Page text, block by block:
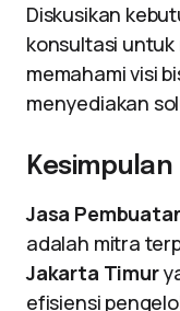
Diskusikan
konsultasi
memahami visi
menyediakan
Kesimpulan
Jasa
adalah mitra
Jakarta Timur
efisiensi